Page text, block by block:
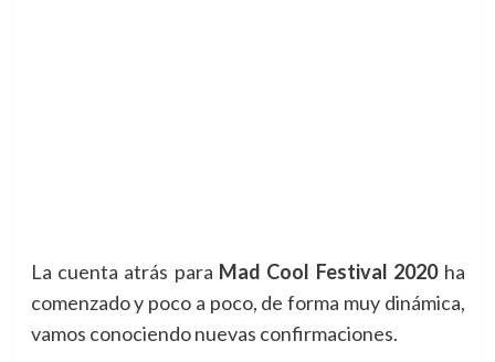
La cuenta atrás para Mad Cool Festival 2020ha
comenzado y poco a poco, de forma muy dinámica,
vamos conociendo nuevas confirmaciones.